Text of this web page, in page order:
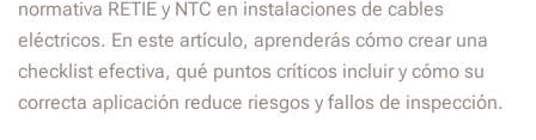
normativa RETIE y NTC en instalaciones de cables
eléctricos. En este artículo, aprenderás cómo crear una
checklist efectiva, qué puntos críticos incluir y cómo su
correcta aplicación reduce riesgos y fallos de inspección.